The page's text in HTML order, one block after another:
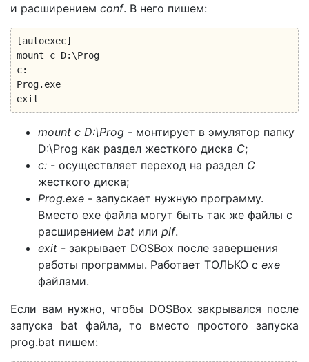
и расширением conf. В него пишем:
[autoexec]
mount c D:\Prog
c:
Prog.exe
exit
mount c D:\Prog - монтирует в эмулятор папку
D:\Prog как раздел жесткого диска С;
c: - осуществляет переход на раздел C
жесткого диска;
Prog.exe - запускает нужную программу.
Вместо exe файла могут быть так же файлы с
расширением bat или pif.
exit - закрывает DOSBox после завершения
работы программы. Работает ТОЛЬКО с exe
файлами.
Если вам нужно, чтобы DOSBox закрывался после
запуска bat файла, то вместо простого запуска
prog.bat пишем: